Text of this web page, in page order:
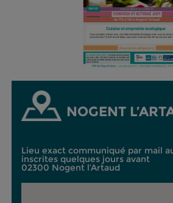
NOGENT
Lieu exact communiqué par mail
inscrites quelques jours avant
02300 Nogent l’Artaud